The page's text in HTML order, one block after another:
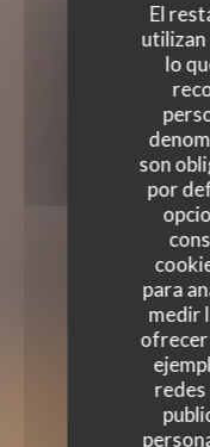
El
utilizan
lo
son
por
para
medir
ofrecer